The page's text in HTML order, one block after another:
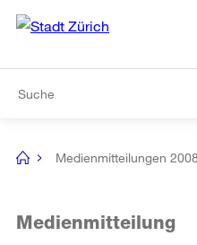
Navigation
[no
Medienmitteilungen
Medienmitteilung